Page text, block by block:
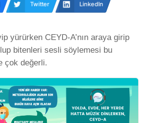
Twitter LinkedIn
yürürken CEYD-A’nın araya girip
bitenleri sesli söylemesi bu
çok değerli.